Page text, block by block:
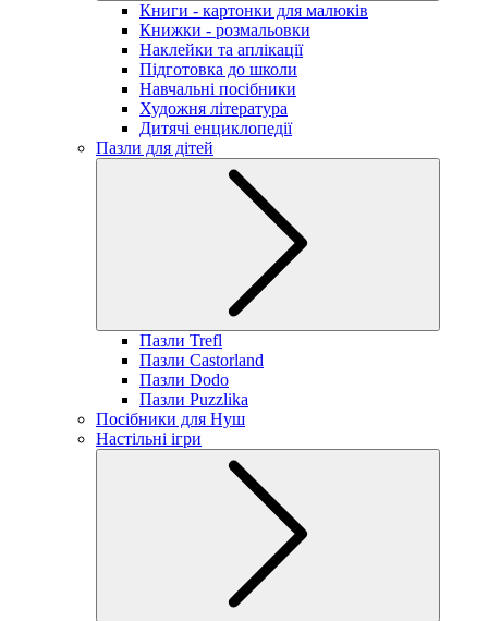
Книги - картонки для малюків
Книжки - розмальовки
Наклейки та аплікації
Підготовка до школи
Навчальні посібники
Художня література
Дитячі енциклопедії
Пазли для дітей
Пазли Trefl
Пазли Castorland
Пазли Dodo
Пазли Puzzlika
Посібники для Нуш
Настільні ігри